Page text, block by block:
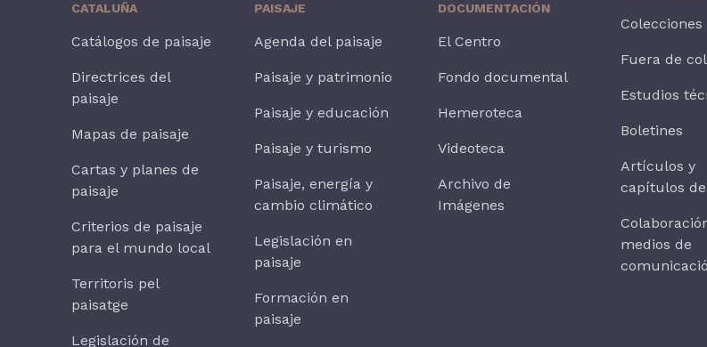
CATALUÑA
Catálogos de paisaje
Directrices del
paisaje
Mapas de paisaje
Cartas y planes de
paisaje
Criterios de paisaje
para el mundo local
Territoris pel
paisatge
Legislación de
PAISAJE
Agenda del paisaje
Paisaje y patrimonio
Paisaje y educación
Paisaje y turismo
Paisaje, energía y
cambio climático
Legislación en
paisaje
Formación en
paisaje
DOCUMENTACIÓN
El Centro
Fondo documental
Hemeroteca
Videoteca
Archivo de
Imágenes
Colecciones
Fuera de
Estudios
Boletines
Artículos y
capítulos
medios de